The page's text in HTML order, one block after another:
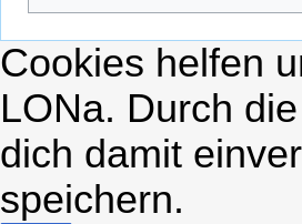
Cookies helfen
LONa. Durch
dich damit
speichern.